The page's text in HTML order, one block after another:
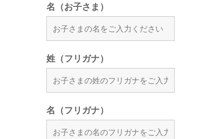
名（お子さま）
姓（フリガナ）
名（フリガナ）